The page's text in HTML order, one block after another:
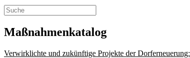
Maßnahmenkatalog
Verwirklichte und zukünftige Projekte der Dorferneuerung: